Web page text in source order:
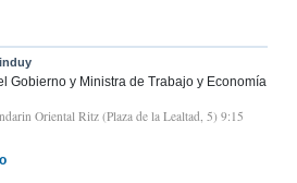
Gobierno y Ministra de Trabajo y Economía
Oriental Ritz (Plaza de la Lealtad, 5) 9:15